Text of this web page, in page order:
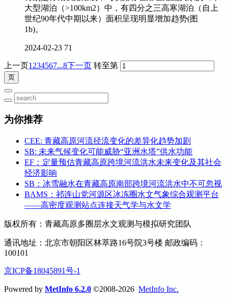
大型湖泊（>100km2）中，有四分之三高寒湖泊（自上
世纪90年代中期以来）面积呈现明显增加趋势(图
1b)。
2024-02-23 71
上一页1 234567...8下一页 转至第
为你推荐
CEE: 青藏高原河流径流变化的差异化趋势加剧
SB: 未来气候变化可能威胁“亚洲水塔”供水功能
EF：定量预估青藏高原跨境河流洪水未来变化及其社会
经济影响
SB：冰雪融水在青藏高原南部跨境河流洪水中不可忽视
BAMS：祁连山党河源区冰冻圈水文气象综合观测平台
——高密度观测站点连接天气学与水文学
版权所有：青藏高原多圈层水文观测与模拟研究团队
通讯地址：北京市朝阳区林萃路16号院3号楼 邮政编码：
100101
京ICP备18045891号-1
Powered by MetInfo 6.2.0 ©2008-2026 MetInfo Inc.